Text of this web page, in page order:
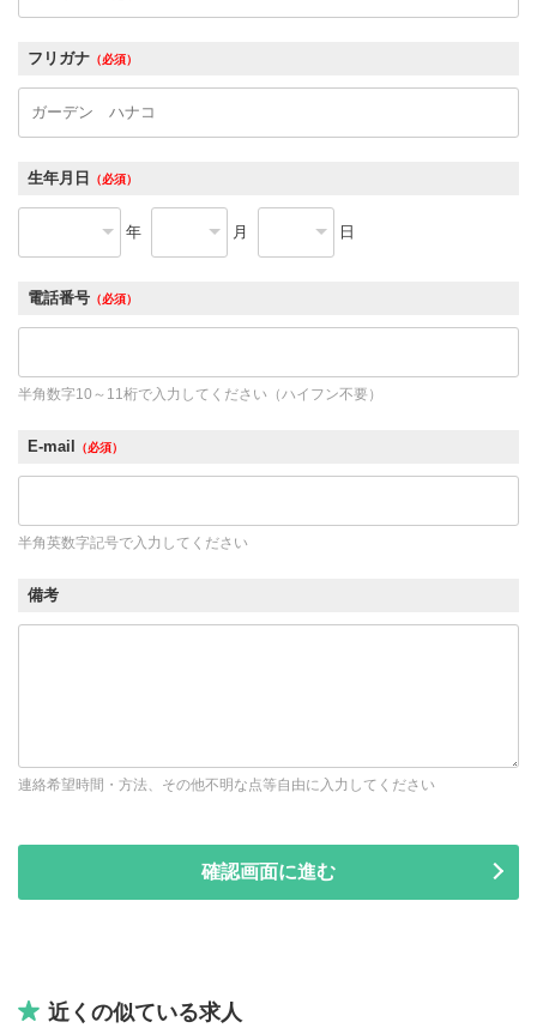
フリガナ （必須）
生年月日 （必須）
年 月 日
電話番号 （必須）
半角数字10～11桁で入力してください（ハイフン不要）
E-mail （必須）
半角英数字記号で入力してください
備考
連絡希望時間・方法、その他不明な点等自由に入力してください
近くの似ている求人